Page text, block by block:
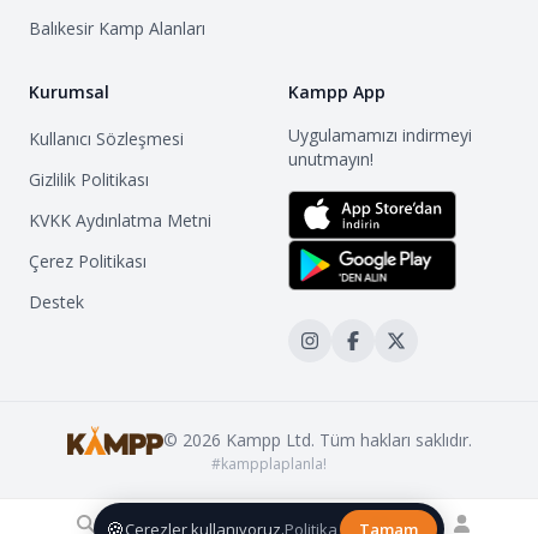
Balıkesir Kamp Alanları
Kurumsal
Kullanıcı Sözleşmesi
Gizlilik Politikası
KVKK Aydınlatma Metni
Çerez Politikası
Destek
Kampp App
Uygulamamızı indirmeyi
unutmayın!
© 2026 Kampp Ltd. Tüm hakları saklıdır.
#kampplaplanla!
Çerezler kullanıyoruz.Politika Tamam